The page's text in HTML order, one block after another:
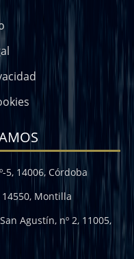
5, 14006, Córdoba
14550, Montilla
Agustín, nº 2, 11005,